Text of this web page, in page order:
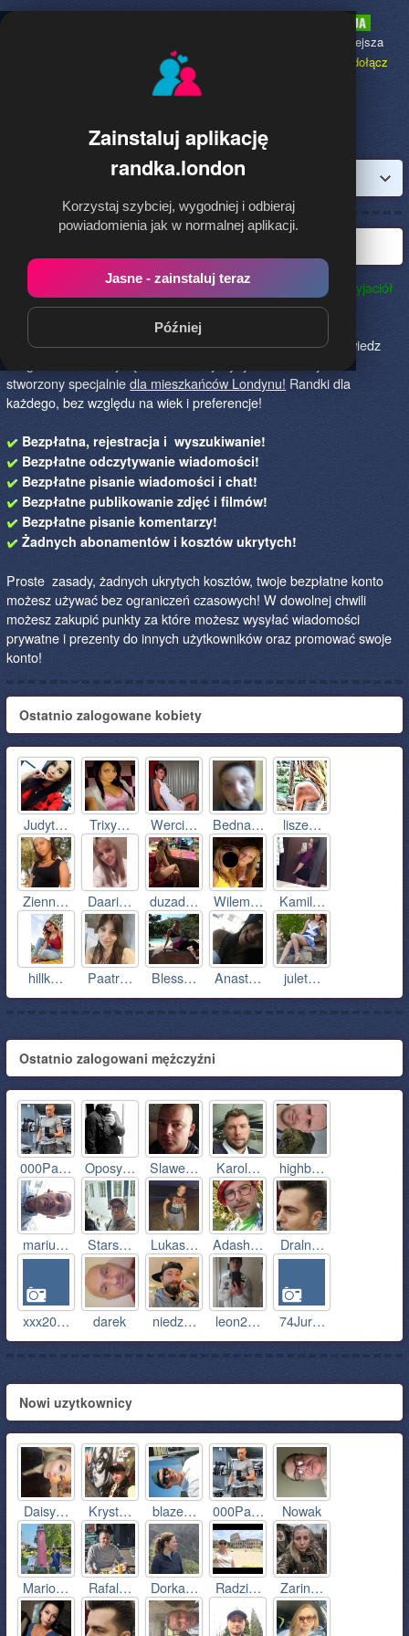
Zainstaluj aplikację
randka.london
Korzystaj szybciej, wygodniej i odbieraj
powiadomienia jak w normalnej aplikacji.
Jasne - zainstaluj teraz
Później
to najpopularniejsza
dołącz
Randka.london to najlepszy sposób na poznanie nowych przyjaciół
w Londynie!Określ czego szukasz i skończ z samotnością!
Znajdziesz tu osoby szukające miłości lub przygody, chętne
na randkę, imprezę i spotkanie na żywo! Dołącz do nas, powiedz
stworzony specjalniedla mieszkańców Londynu! Randki dla
każdego, bez względu na wiek i preferencje!
Bezpłatna, rejestracja i wyszukiwanie!
Bezpłatne odczytywanie wiadomości!
Bezpłatne pisanie wiadomości i chat!
Bezpłatne publikowanie zdjęć i filmów!
Bezpłatne pisanie komentarzy!
Żadnych abonamentów i kosztów ukrytych!
Proste zasady, żadnych ukrytych kosztów, twoje bezpłatne konto
możesz używać bez ograniczeń czasowych! W dowolnej chwili
możesz zakupić punkty za które możesz wysyłać wiadomości
prywatne i prezenty do innych użytkowników oraz promować swoje
konto!
Ostatnio zalogowane kobiety
Judyt… Trixy… Werci… Bedna… lisze…
Zienn… Daari… duzad… Wilem… Kamil…
hillk… Paatr… Bless… Anast… julet…
Ostatnio zalogowani mężczyźni
000Pa… Oposy… Slawe… Karol… highb…
mariu… Stars… Lukas… Adash… Draln…
xxx20… darek niedz… leon2… 74Jur…
Nowi uzytkownicy
Daisy… Kryst… blaze… 000Pa… Nowak
Mario… Rafal… Dorka… Radzi… Zarin…